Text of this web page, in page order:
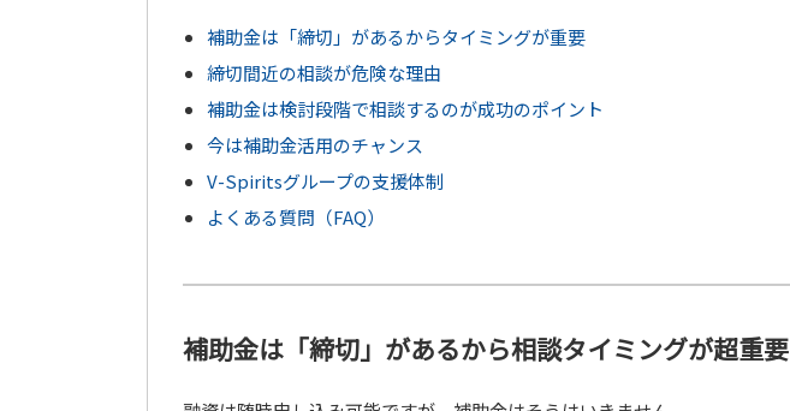
補助金は「締切」があるからタイミングが重要
締切間近の相談が危険な理由
補助金は検討段階で相談するのが成功のポイント
今は補助金活用のチャンス
V-Spiritsグループの支援体制
よくある質問（FAQ）
補助金は「締切」があるから相談タイミングが超重要